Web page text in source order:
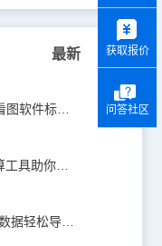
最新
CAD中怎么快速标注尺寸？CAD看图软件标注教程
告别繁琐计算，浩辰CAD快速计算工具助你一臂之力！
解锁高效CAD绘图新技能：Excel数据轻松导入CAD
获取报价
问答社区